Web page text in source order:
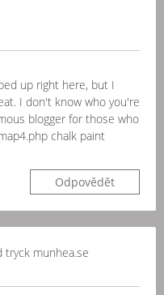
up right here, but I
I don't know who you're
blogger for those who
chalk paint
Odpovědět
tryck munhea.se